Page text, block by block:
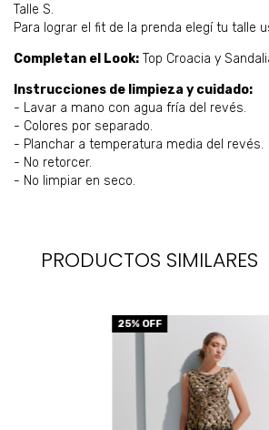
Talle S.
Para lograr el fit de la prenda elegí tu talle
Completan el Look: Top Croacia y
Instrucciones de limpieza y cuidado:
- Lavar a mano con agua fría del revés.
- Colores por separado.
- Planchar a temperatura media del revés.
- No retorcer.
- No limpiar en seco.
PRODUCTOS SIMILARES
25% OFF